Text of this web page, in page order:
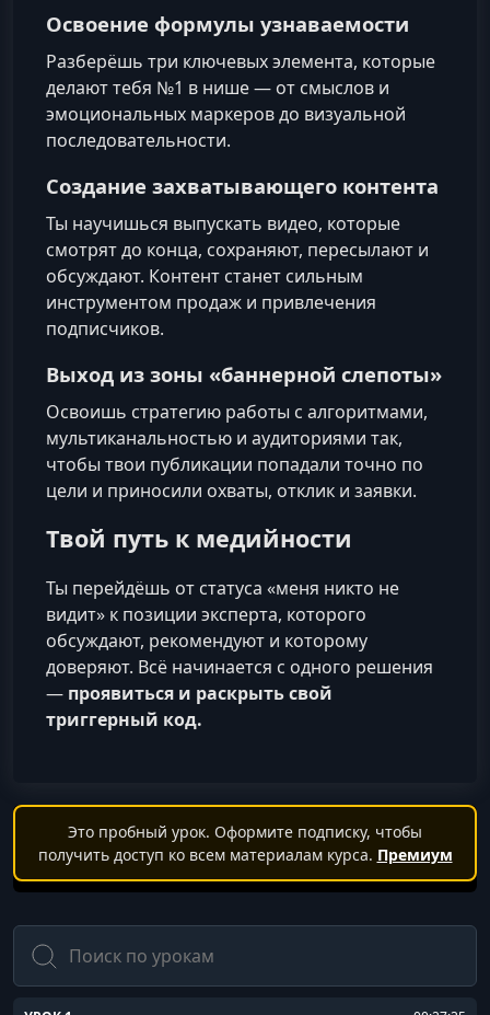
Освоение формулы узнаваемости
Разберёшь три ключевых элемента, которые
делают тебя №1 в нише — от смыслов и
эмоциональных маркеров до визуальной
последовательности.
Создание захватывающего контента
Ты научишься выпускать видео, которые
смотрят до конца, сохраняют, пересылают и
обсуждают. Контент станет сильным
инструментом продаж и привлечения
подписчиков.
Выход из зоны «баннерной слепоты»
Освоишь стратегию работы с алгоритмами,
мультиканальностью и аудиториями так,
чтобы твои публикации попадали точно по
цели и приносили охваты, отклик и заявки.
Твой путь к медийности
Ты перейдёшь от статуса «меня никто не
видит» к позиции эксперта, которого
обсуждают, рекомендуют и которому
доверяют. Всё начинается с одного решения
— проявиться и раскрыть свой
триггерный код.
Это пробный урок. Оформите подписку, чтобы
получить доступ ко всем материалам курса. Премиум
Поиск